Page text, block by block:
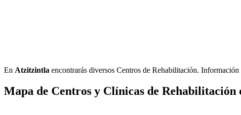
En Atzitzintla encontrarás diversos Centros de Rehabilitación.
Mapa de Centros y Clínicas de